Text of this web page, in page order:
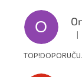
O |